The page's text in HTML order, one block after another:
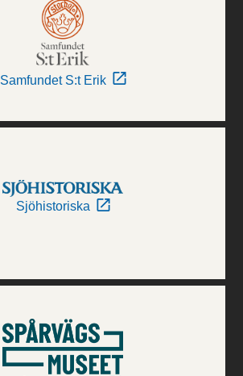
Samfundet S:t Erik
Sjöhistoriska